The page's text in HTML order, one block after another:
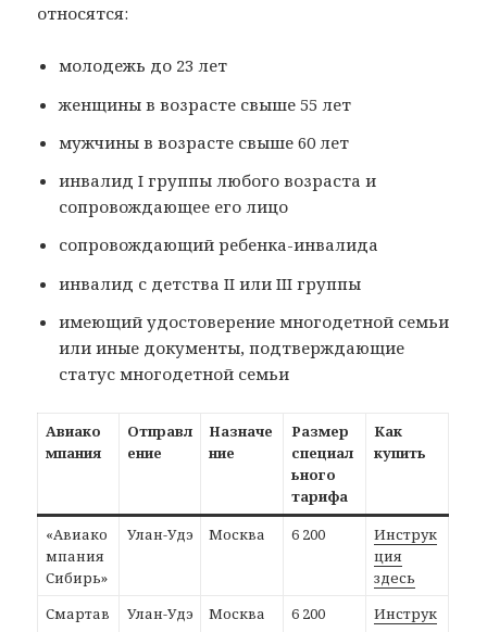
относятся:
молодежь до 23 лет
женщины в возрасте свыше 55 лет
мужчины в возрасте свыше 60 лет
инвалид I группы любого возраста и
сопровождающее его лицо
сопровождающий ребенка-инвалида
инвалид с детства II или III группы
имеющий удостоверение многодетной семьи
или иные документы, подтверждающие
статус многодетной семьи
Авиако
мпания
Отправл
ение
Назначе
ние
Размер
специал
ьного
тарифа
Как
купить
«Авиако
мпания
Сибирь»
Улан-Удэ Москва 6 200
Инструк
ция
здесь
Смартав
Улан-Удэ Москва 6 200
Инструк